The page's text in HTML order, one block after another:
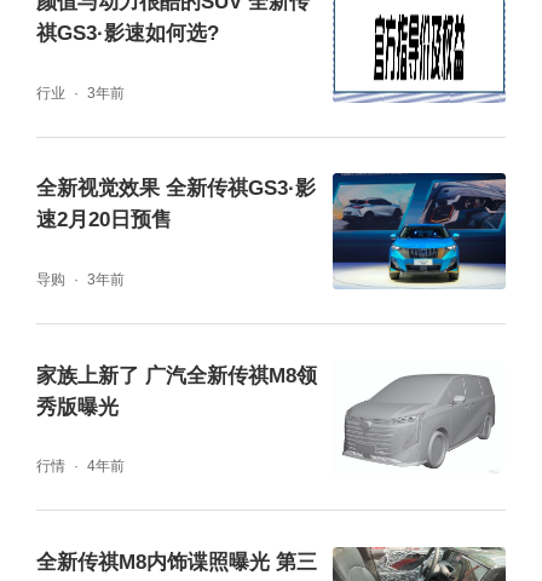
向下延伸，形成与前大灯相呼应的7字形，内
部辅以大量横向发光饰条，点亮后更具辨识
祺GS3·影速如何选?
行业 3年前
全新视觉效果 全新传祺GS3·影
速2月20日预售
导购 3年前
家族上新了 广汽全新传祺M8领
秀版曝光
行情 4年前
全新传祺M8内饰谍照曝光 第三